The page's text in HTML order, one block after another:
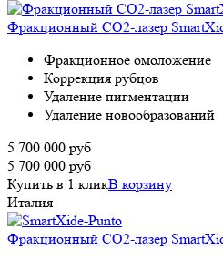
Фракционный СО2-лазер
Фракционное омоложение
Коррекция рубцов
Удаление пигментации
Удаление новообразований
5 700 000 руб
5 700 000 руб
Купить в 1 кликВ корзину
Италия
Фракционный СО2-лазер